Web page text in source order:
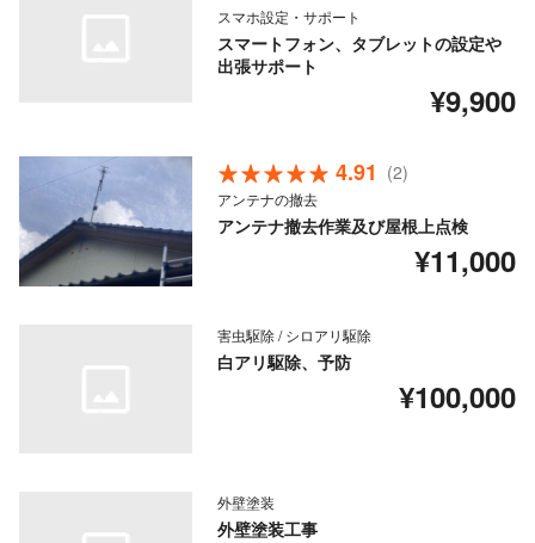
スマホ設定・サポート
スマートフォン、タブレットの設定や
出張サポート
¥9,900
4.91 (2)
アンテナの撤去
アンテナ撤去作業及び屋根上点検
¥11,000
害虫駆除 / シロアリ駆除
白アリ駆除、予防
¥100,000
外壁塗装
外壁塗装工事